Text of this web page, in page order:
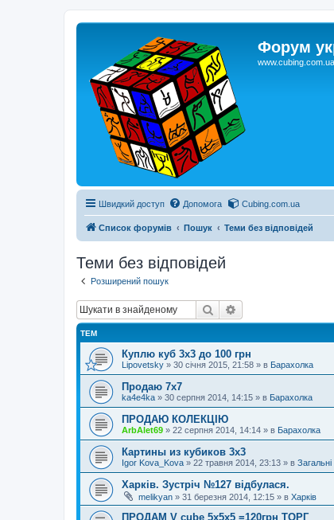
Форум
Швидкий доступ Допомога Cubing.com.ua
Список форумів Пошук Теми без відповідей
Теми без відповідей
Розширений пошук
Пошук
ТЕМ
Куплю куб 3х3 до 100 грн
Lipovetsky » 30 січня 2015, 21:58 » в Барахолка
Продаю 7х7
ka4e4ka » 30 серпня 2014, 14:15 » в Барахолка
ПРОДАЮ КОЛЕКЦІЮ
ArbAlet69 » 22 серпня 2014, 14:14 » в Барахолка
Картины из кубиков 3х3
Igor Kova_Kova » 22 травня 2014, 23:13 » в
Харків. Зустріч №127 відбулася.
melikyan » 31 березня 2014, 12:15 » в Харків
ПРОДАМ V cube 5x5x5 =120грн ТОРГ